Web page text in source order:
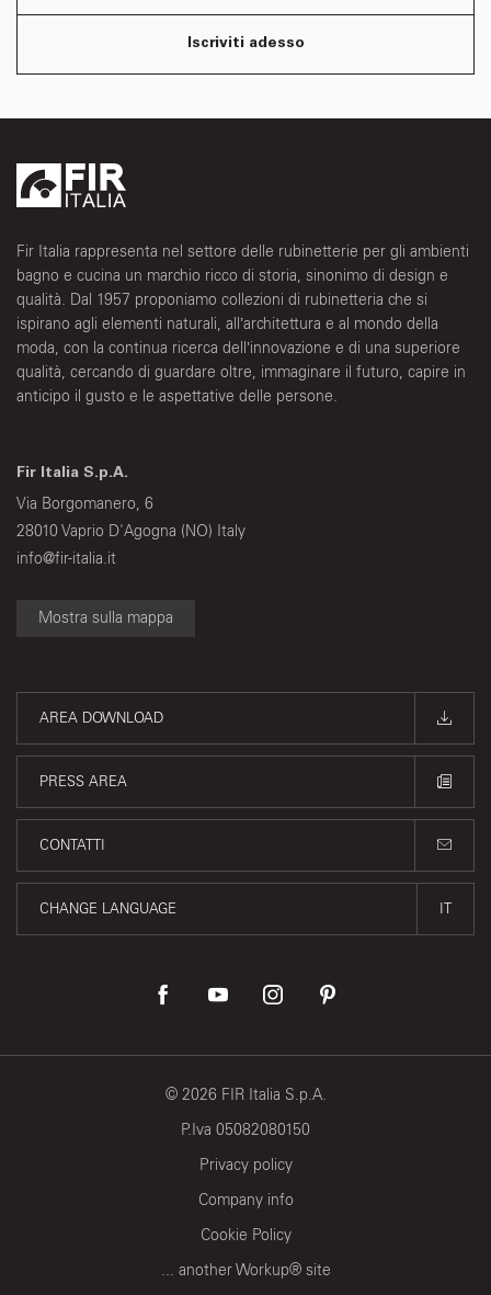
Iscriviti adesso
Fir Italia rappresenta nel settore delle rubinetterie per gli ambienti
bagno e cucina un marchio ricco di storia, sinonimo di design e
qualità. Dal 1957 proponiamo collezioni di rubinetteria che si
ispirano agli elementi naturali, all’architettura e al mondo della
moda, con la continua ricerca dell’innovazione e di una superiore
qualità, cercando di guardare oltre, immaginare il futuro, capire in
anticipo il gusto e le aspettative delle persone.
Fir Italia S.p.A.
Via Borgomanero, 6
28010 Vaprio D'Agogna (NO) Italy
info@fir-italia.it
Mostra sulla mappa
AREA DOWNLOAD
PRESS AREA
CONTATTI
CHANGE LANGUAGE IT
© 2026 FIR Italia S.p.A.
P.Iva 05082080150
Privacy policy
Company info
Cookie Policy
... another Workup® site